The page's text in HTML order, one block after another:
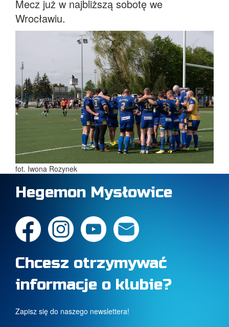
Mecz już w najbliższą sobotę we
Wrocławiu.
fot. Iwona Rozynek
Hegemon Mysłowice
Chcesz otrzymywać
informacje o klubie?
Zapisz się do naszego newslettera!